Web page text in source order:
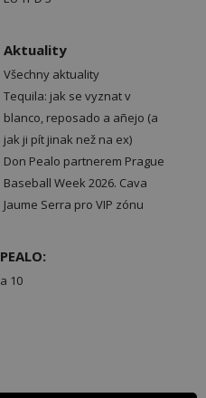
Aktuality
Všechny aktuality
Tequila: jak se vyznat v
blanco, reposado a añejo (a
jak ji pít jinak než na ex)
Don Pealo partnerem Prague
Baseball Week 2026. Cava
Jaume Serra pro VIP zónu
10